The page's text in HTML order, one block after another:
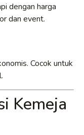
dengan harga
dan event.
Cocok untuk
Kemeja